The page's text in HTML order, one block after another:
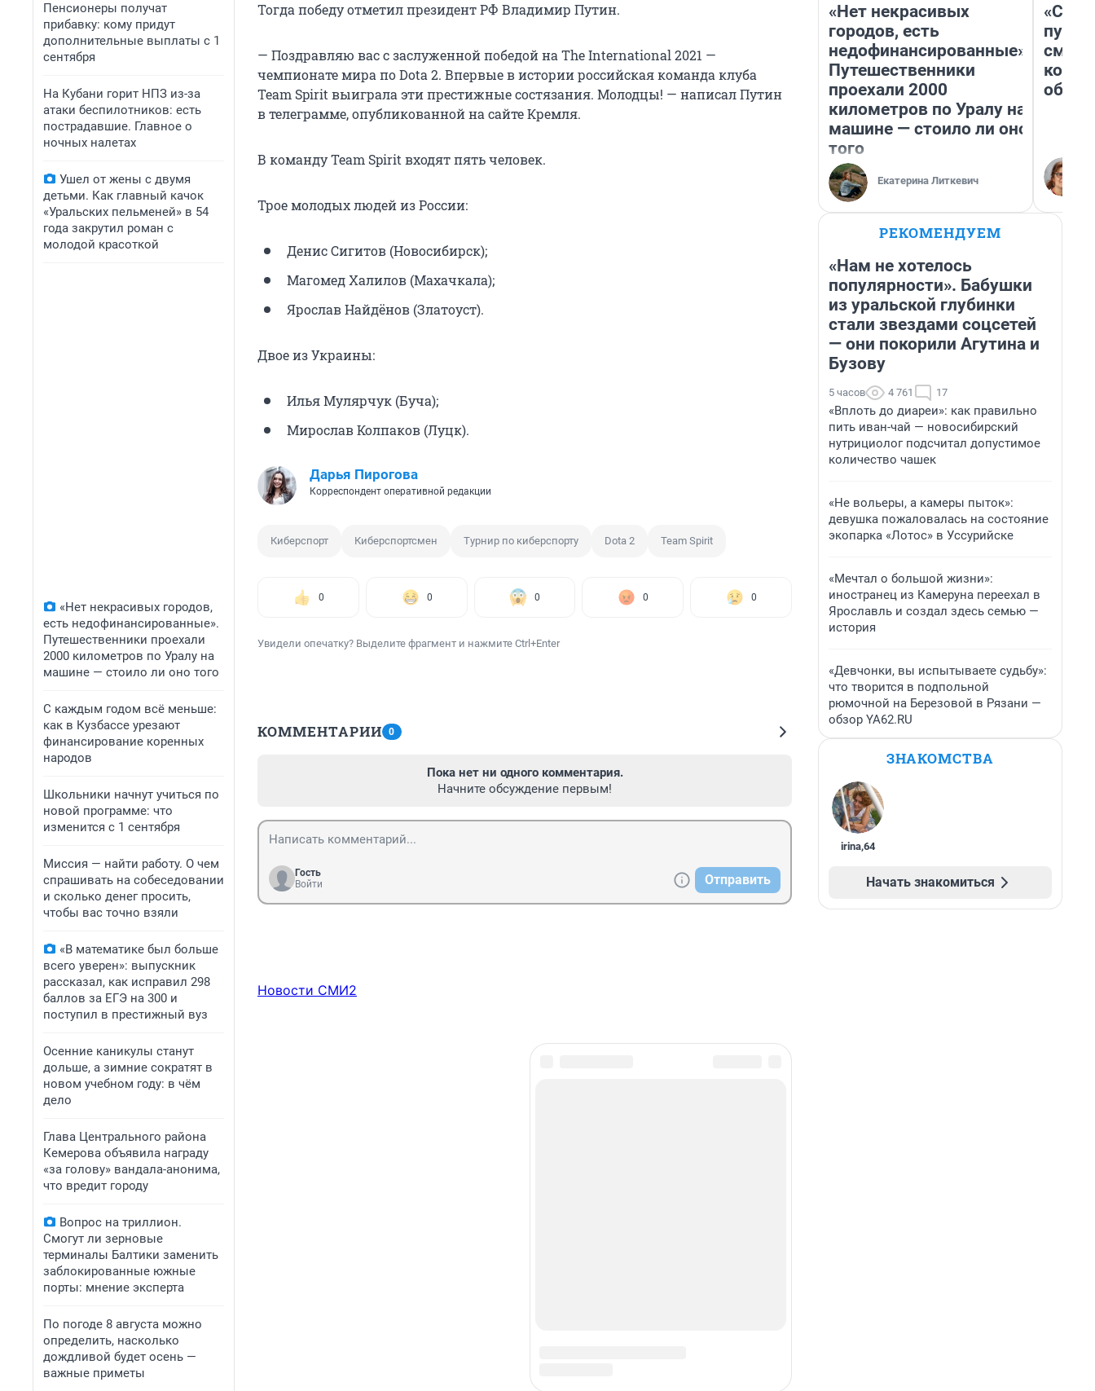
Пенсионеры получат
прибавку: кому придут
дополнительные выплаты с 1
сентября
На Кубани горит НПЗ из-за
атаки беспилотников: есть
пострадавшие. Главное о
ночных налетах
Ушел от жены с двумя
детьми. Как главный качок
«Уральских пельменей» в 54
года закрутил роман с
молодой красоткой
«Нет некрасивых городов,
есть недофинансированные».
Путешественники проехали
2000 километров по Уралу на
машине — стоило ли оно того
С каждым годом всё меньше:
как в Кузбассе урезают
финансирование коренных
народов
Школьники начнут учиться по
новой программе: что
изменится с 1 сентября
Миссия — найти работу. О чем
спрашивать на собеседовании
и сколько денег просить,
чтобы вас точно взяли
«В математике был больше
всего уверен»: выпускник
рассказал, как исправил 298
баллов за ЕГЭ на 300 и
поступил в престижный вуз
Осенние каникулы станут
дольше, а зимние сократят в
новом учебном году: в чём
дело
Глава Центрального района
Кемерова объявила награду
«за голову» вандала-анонима,
что вредит городу
Вопрос на триллион.
Смогут ли зерновые
терминалы Балтики заменить
заблокированные южные
порты: мнение эксперта
По погоде 8 августа можно
определить, насколько
дождливой будет осень —
важные приметы
Тогда победу отметил президент РФ Владимир Путин.
— Поздравляю вас с заслуженной победой на The International 2021 —
чемпионате мира по Dota 2. Впервые в истории российская команда клуба
Team Spirit выиграла эти престижные состязания. Молодцы! — написал Путин
в телеграмме, опубликованной на сайте Кремля.
В команду Team Spirit входят пять человек.
Трое молодых людей из России:
Денис Сигитов (Новосибирск);
Магомед Халилов (Махачкала);
Ярослав Найдёнов (Златоуст).
Двое из Украины:
Илья Мулярчук (Буча);
Мирослав Колпаков (Луцк).
Дарья Пирогова
Корреспондент оперативной редакции
Киберспорт Киберспортсмен Турнир по киберспорту Dota 2 Team Spirit
0 0 0 0 0
Увидели опечатку? Выделите фрагмент и нажмите Ctrl+Enter
КОММЕНТАРИИ 0
Пока нет ни одного комментария.
Начните обсуждение первым!
Гость
Войти
Отправить
Новости СМИ2
«Нет некрасивых
городов, есть
недофинансированные».
Путешественники
проехали 2000
километров по Уралу на
машине — стоило ли оно
того
Екатерина Литкевич
РЕКОМЕНДУЕМ
«Нам не хотелось
популярности». Бабушки
из уральской глубинки
стали звездами соцсетей
— они покорили Агутина и
Бузову
5 часов 4 761 17
«Вплоть до диареи»: как правильно
пить иван-чай — новосибирский
нутрициолог подсчитал допустимое
количество чашек
«Не вольеры, а камеры пыток»:
девушка пожаловалась на состояние
экопарка «Лотос» в Уссурийске
«Мечтал о большой жизни»:
иностранец из Камеруна переехал в
Ярославль и создал здесь семью —
история
«Девчонки, вы испытываете судьбу»:
что творится в подпольной
рюмочной на Березовой в Рязани —
обзор YA62.RU
ЗНАКОМСТВА
irina,64
Начать знакомиться